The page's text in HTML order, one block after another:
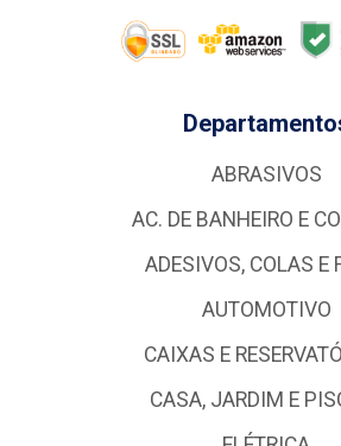
ABRASIVOS
AC. DE BANHEIRO E
ADESIVOS, COLAS E
AUTOMOTIVO
CAIXAS E
CASA, JARDIM E